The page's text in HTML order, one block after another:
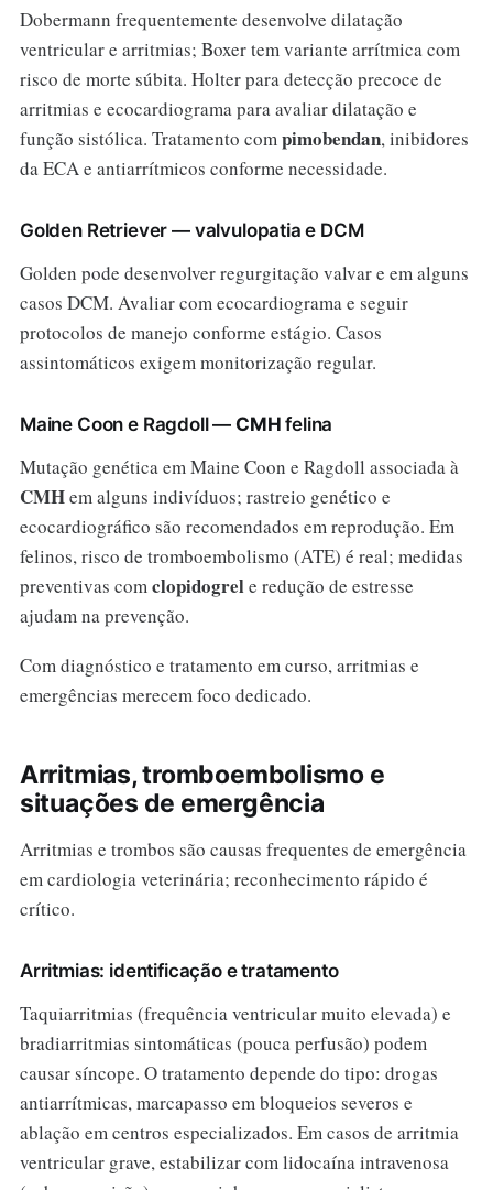
Dobermann frequentemente desenvolve dilatação
ventricular e arritmias; Boxer tem variante arrítmica com
risco de morte súbita. Holter para detecção precoce de
arritmias e ecocardiograma para avaliar dilatação e
função sistólica. Tratamento compimobendan, inibidores
da ECA e antiarrítmicos conforme necessidade.
Golden Retriever — valvulopatia e DCM
Golden pode desenvolver regurgitação valvar e em alguns
casos DCM. Avaliar com ecocardiograma e seguir
protocolos de manejo conforme estágio. Casos
assintomáticos exigem monitorização regular.
Maine Coon e Ragdoll — CMH felina
Mutação genética em Maine Coon e Ragdoll associada à
CMHem alguns indivíduos; rastreio genético e
ecocardiográfico são recomendados em reprodução. Em
felinos, risco de tromboembolismo (ATE) é real; medidas
preventivas comclopidogrele redução de estresse
ajudam na prevenção.
Com diagnóstico e tratamento em curso, arritmias e
emergências merecem foco dedicado.
Arritmias, tromboembolismo e
situações de emergência
Arritmias e trombos são causas frequentes de emergência
em cardiologia veterinária; reconhecimento rápido é
crítico.
Arritmias: identificação e tratamento
Taquiarritmias (frequência ventricular muito elevada) e
bradiarritmias sintomáticas (pouca perfusão) podem
causar síncope. O tratamento depende do tipo: drogas
antiarrítmicas, marcapasso em bloqueios severos e
ablação em centros especializados. Em casos de arritmia
ventricular grave, estabilizar com lidocaína intravenosa